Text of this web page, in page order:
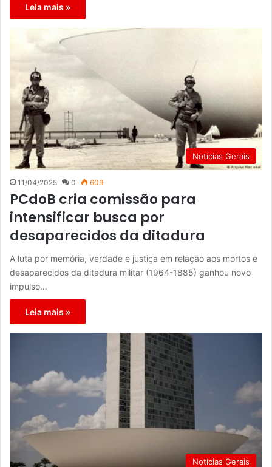
Leia mais »
Notícias Gerais
11/04/2025 0 609
PCdoB cria comissão para
intensificar busca por
desaparecidos da ditadura
A luta por memória, verdade e justiça em relação aos mortos e
desaparecidos da ditadura militar (1964-1885) ganhou novo
impulso…
Leia mais »
Notícias Gerais